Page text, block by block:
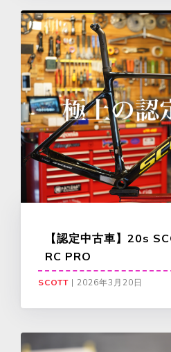
【認定中古車】20s
RC PRO
SCOTT | 2026年3月20日